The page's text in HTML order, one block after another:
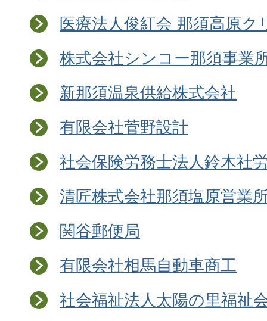
医療法人俊紅会 那須高原ク
株式会社シンコー那須事業
新那須温泉供給株式会社
有限会社菅野設計
社会保険労務士法人鈴木社
清匠株式会社那須塩原営業
関谷郵便局
有限会社相馬自動車商工
社会福祉法人太陽の里福祉